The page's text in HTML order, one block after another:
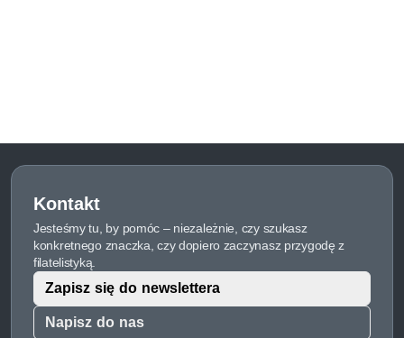
Kontakt
Jesteśmy tu, by pomóc – niezależnie, czy szukasz
konkretnego znaczka, czy dopiero zaczynasz przygodę z
filatelistyką.
Napisz do nas
Zapisz się do newslettera